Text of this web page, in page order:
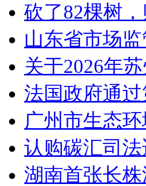
砍了82棵树
山东省市场
关于2026年
法国政府通
广州市生态
认购碳汇司
湖南首张长